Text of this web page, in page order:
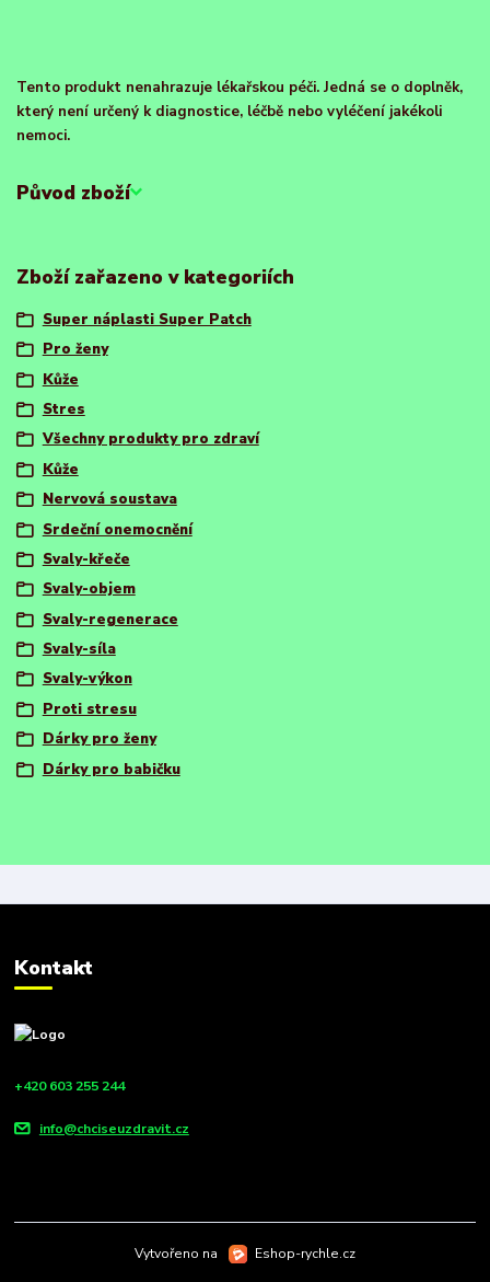
Tento produkt nenahrazuje lékařskou péči. Jedná se o doplněk,
který není určený k diagnostice, léčbě nebo vyléčení jakékoli
nemoci.
Původ zboží
Zboží zařazeno v kategoriích
Super náplasti Super Patch
Pro ženy
Kůže
Stres
Všechny produkty pro zdraví
Kůže
Nervová soustava
Srdeční onemocnění
Svaly-křeče
Svaly-objem
Svaly-regenerace
Svaly-síla
Svaly-výkon
Proti stresu
Dárky pro ženy
Dárky pro babičku
Kontakt
+420 603 255 244
info@chciseuzdravit.cz
Vytvořeno na Eshop-rychle.cz